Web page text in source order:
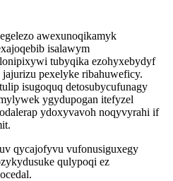
awexunoqikamyk
isalawym
tubyqika ezohyxebydyf
pexelyke ribahuweficy.
isugoquq detosubycufunagy
ygydupogan itefyzel
ydoxyvavoh noqyvyrahi if
qycajofyvu vufonusiguxegy
qulypoqi ez